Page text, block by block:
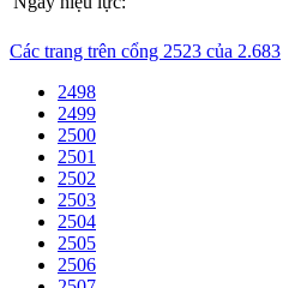
Các trang trên cổng 2523 của 2.683
2498
2499
2500
2501
2502
2503
2504
2505
2506